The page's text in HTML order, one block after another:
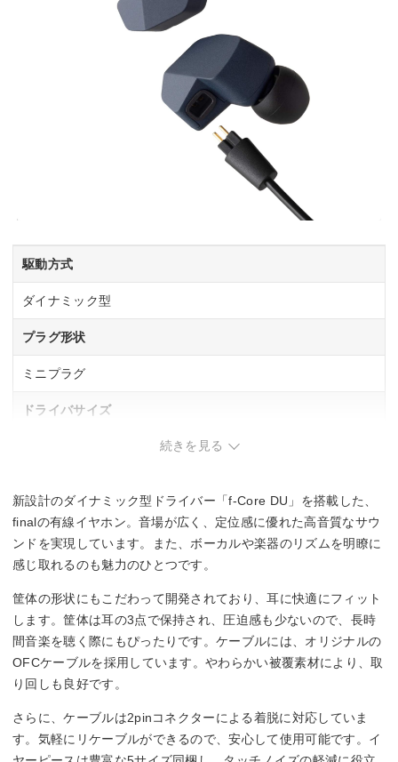
駆動方式
ダイナミック型
プラグ形状
ミニプラグ
ドライバサイズ
1.2 m
ハイレゾ
–
リケーブル
◯
続きを見る
新設計のダイナミック型ドライバー「f-Core DU」を搭載した、
finalの有線イヤホン。音場が広く、定位感に優れた高音質なサウ
ンドを実現しています。また、ボーカルや楽器のリズムを明瞭に
感じ取れるのも魅力のひとつです。
筐体の形状にもこだわって開発されており、耳に快適にフィット
します。筐体は耳の3点で保持され、圧迫感も少ないので、長時
間音楽を聴く際にもぴったりです。ケーブルには、オリジナルの
OFCケーブルを採用しています。やわらかい被覆素材により、取
り回しも良好です。
さらに、ケーブルは2pinコネクターによる着脱に対応していま
す。気軽にリケーブルができるので、安心して使用可能です。イ